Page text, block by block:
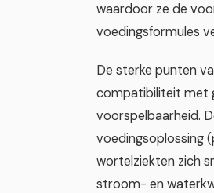
waardoor ze de
voedingsformules
De sterke punten
compatibiliteit met
voorspelbaarheid.
voedingsoplossing
wortelziekten zich
stroom- en